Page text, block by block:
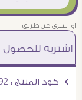
او اشترى عن طريق
Ö كود المنتج : SA89092